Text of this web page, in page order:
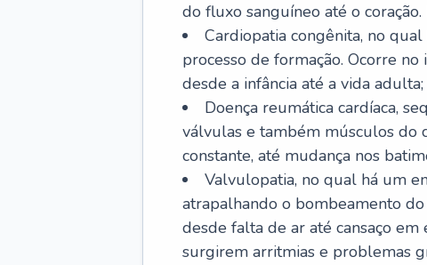
do fluxo sanguíneo até o
Cardiopatia congênita, no
processo de formação. Ocorre
desde a infância até a vida adulta;
Doença reumática cardíaca,
válvulas e também músculos do
constante, até mudança nos
Valvulopatia, no qual há um
atrapalhando o bombeamento
desde falta de ar até cansaço em
surgirem arritmias e problemas